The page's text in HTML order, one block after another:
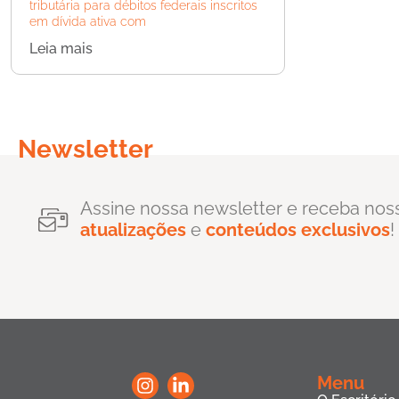
tributária para débitos federais inscritos
em dívida ativa com
Leia mais
Newsletter
Assine nossa newsletter e receba
atualizações e conteúdos exclusivos!
Menu